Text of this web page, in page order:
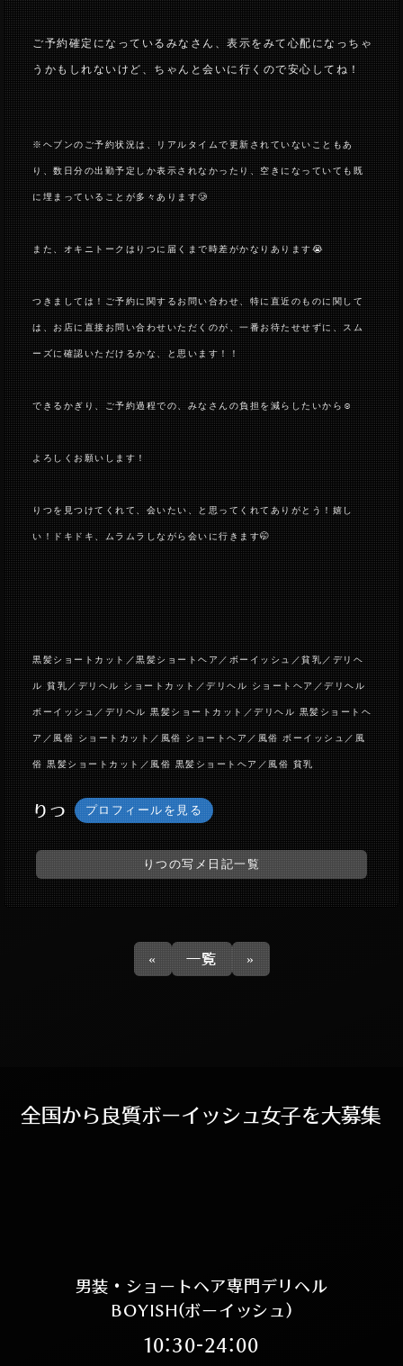
ご予約確定になっているみなさん、表示をみて心配になっちゃ
うかもしれないけど、ちゃんと会いに行くので安心してね！
※ヘブンのご予約状況は、リアルタイムで更新されていないこともあ
り、数日分の出勤予定しか表示されなかったり、空きになっていても既
に埋まっていることが多々あります🥲
また、オキニトークはりつに届くまで時差がかなりあります😭
つきましては！ご予約に関するお問い合わせ、特に直近のものに関して
は、お店に直接お問い合わせいただくのが、一番お待たせせずに、スム
ーズに確認いただけるかな、と思います！！
できるかぎり、ご予約過程での、みなさんの負担を減らしたいから☺️
よろしくお願いします！
りつを見つけてくれて、会いたい、と思ってくれてありがとう！嬉し
い！ドキドキ、ムラムラしながら会いに行きます🤭
黒髪ショートカット／黒髪ショートヘア／ボーイッシュ／貧乳／デリヘ
ル 貧乳／デリヘル ショートカット／デリヘル ショートヘア／デリヘル
ボーイッシュ／デリヘル 黒髪ショートカット／デリヘル 黒髪ショートヘ
ア／風俗 ショートカット／風俗 ショートヘア／風俗 ボーイッシュ／風
俗 黒髪ショートカット／風俗 黒髪ショートヘア／風俗 貧乳
りつ プロフィールを見る
りつの写メ日記一覧
« 一覧 »
全 国から 良質ボーイ ッ シ ュ女子を大募集
男装・ショートヘア専門デリヘル
BOYISH(ボーイッシュ)
10:30-24:00